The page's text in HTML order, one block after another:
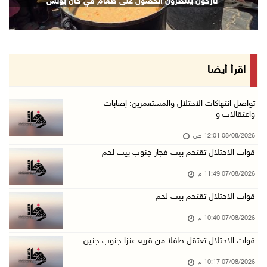
07/آب/2026 08:24 م
مستعمرون يهاجمون قرية أبو نجيم ويصيبون مواطني ...
مستعمرون يهاجمون مساكن المواطنين في خربة الحم ...
بعد تجديد منع زيارات المعتقلين: أبو الحمص يدع ...
الرئاسة ترحب بإطلاق السعودية التحالف البحري ا ...
07/آب/2026 06:17 م
(محدث) نابلس: إصابة مواطن واعتقاله إثر هجوم ل ...
07/آب/2026 06:04 م
الرئاسة ترحب باتفاقية مكة للدفاع المشترك بين ...
اقرأ أيضا
تواصل انتهاكات الاحتلال والمستعمرين: إصابات
واعتقالات و
08/08/2026 12:01 ص
قوات الاحتلال تقتحم بيت فجار جنوب بيت لحم
07/08/2026 11:49 م
قوات الاحتلال تقتحم بيت لحم
07/08/2026 10:40 م
قوات الاحتلال تعتقل طفلا من قرية عنزا جنوب جنين
07/08/2026 10:17 م